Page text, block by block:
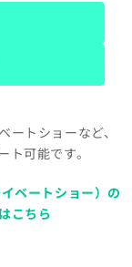
トショーなど、
可能です。
ベートショー）の
こちら